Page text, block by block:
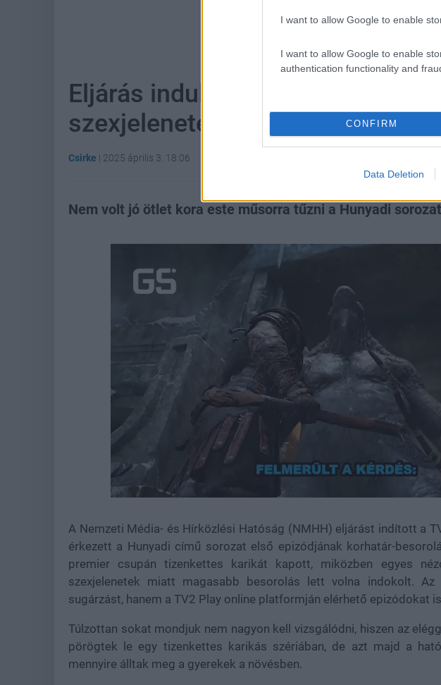
I want to allow Google to enable
I want to allow Google to enable
authentication functionality and
CONFIRM
Data Deletion
Hozzászólások
Eljárás indult a TV2 ellen a
szexjelenetei miatt
Csirke | 2025 április 3. 18:06
Nem volt jó ötlet kora este műsorra tűzni a Hunyadi
Unmute
21.65%
A Nemzeti Média- és Hírközlési Hatóság (NMHH) eljárást indított a
érkezett a Hunyadi című sorozat első epizódjának korhatár-
premier csupán tizenkettes karikát kapott, miközben egyes
szexjelenetek miatt magasabb besorolás lett volna indokolt.
sugárzást, hanem a TV2 Play online platformján elérhető epizódokat
Túlzottan sokat mondjuk nem nagyon kell vizsgálódni, hiszen az
pörögtek le egy tizenkettes karikás szériában, de azt majd a
mennyire álltak meg a gyerekek a növésben.